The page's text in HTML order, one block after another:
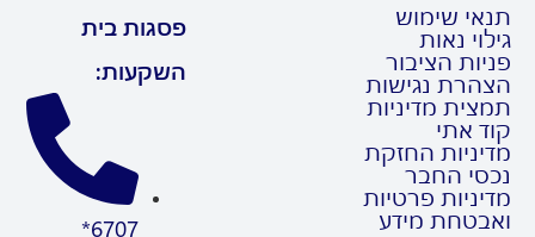
שימוש
נאות
הציבור
נגישות
מדיניות
אתי
החזקת
החבר
פרטיות
מידע
פסגות בית
השקעות: